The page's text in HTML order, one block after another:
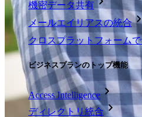
機密データ共有
メールエイリアスの統合
クロスプラットフォーム
ビジネスプランのトップ機能
Access Intelligence
ディレクトリ統合